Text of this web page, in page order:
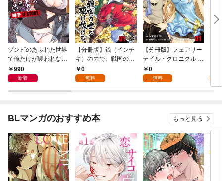
ゾンビのあふれた世界
で俺だけが襲われない
時子 IF STORY 1
990
新着
【分冊版】銭（インチ
キ）の力で、戦国の世
を駆け抜ける。 第1話
0
無料
【分冊版】フェアリー
テイル・クロニクル ～
空気読まない異世界ラ
イフ～ 第1話
0
無料
BLマンガのおすすめ本 もっと見る